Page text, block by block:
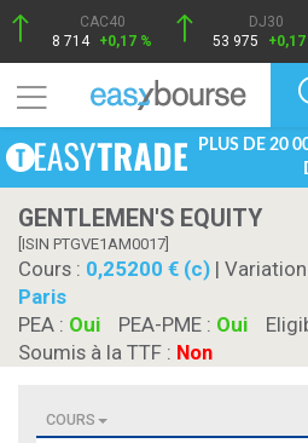
CAC40
8 714 +0,17 %
DJ30
53 975
+0,17
PLUS DE 20
GENTLEMEN'S EQUITY
[ISIN PTGVE1AM0017]
Cours : 0,25200 € (c) |
Paris
PEA : Oui PEA-PME : Oui
Soumis à la TTF : Non
COURS